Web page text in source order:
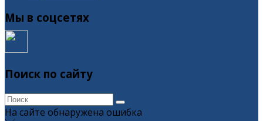
Мы в соцсетях
Поиск по сайту
На сайте обнаружена ошибка